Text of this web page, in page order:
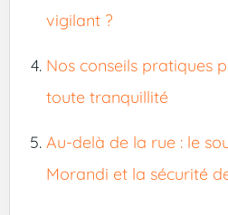
vigilant ?
Nos conseils pratiques
toute tranquillité
Au-delà de la rue : le
Morandi et la sécurité